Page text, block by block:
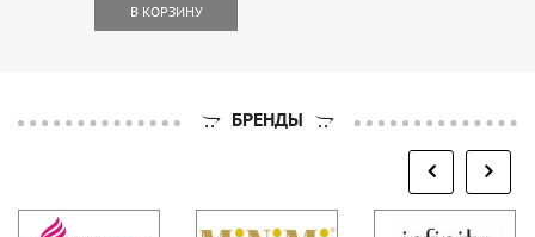
В КОРЗИНУ
БРЕНДЫ